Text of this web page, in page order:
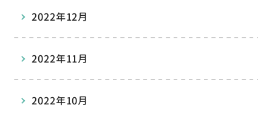
2022年12月
2022年11月
2022年10月